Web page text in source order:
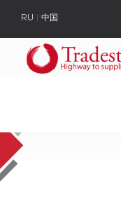
RU 中国